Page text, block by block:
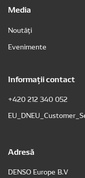
Media
Noutăți
Evenimente
Informații contact
+420 212 340 052
Adresă
DENSO Europe B.V